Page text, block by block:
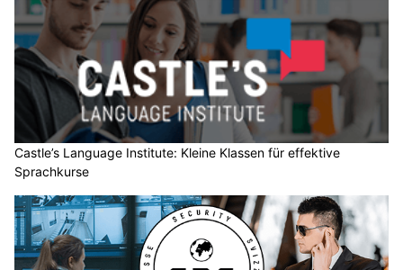
Castle’s Language Institute: Kleine Klassen für effektive
Sprachkurse